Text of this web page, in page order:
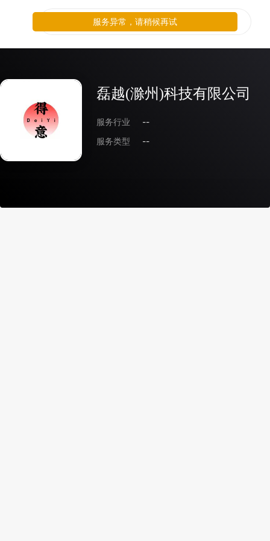
磊越(滁州)科技有限公司
服务行业
--
服务类型
--
服务异常，请稍候再试